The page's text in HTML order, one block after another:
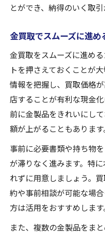
とができ、納得のいく取引
金買取でスムーズに進め
金買取をスムーズに進め
トを押さえておくことが
情報を把握し、買取価格
店することが有利な現金
前に金製品をきれいにし
額が上がることもあります
事前に必要書類や持ち物
が滞りなく進みます。特
れずに用意しましょう。
約や事前相談が可能な場
方は活用をおすすめします
また、複数の金製品をま